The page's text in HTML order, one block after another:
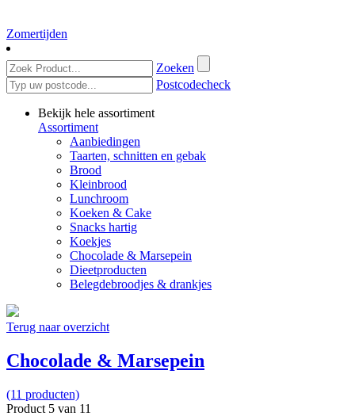
Zomertijden
Zoeken
Postcodecheck
Bekijk hele assortiment
Assortiment
Aanbiedingen
Taarten, schnitten en gebak
Brood
Kleinbrood
Lunchroom
Koeken & Cake
Snacks hartig
Koekjes
Chocolade & Marsepein
Dieetproducten
Belegdebroodjes & drankjes
Terug naar overzicht
Chocolade & Marsepein
(11 producten)
Product 5 van 11